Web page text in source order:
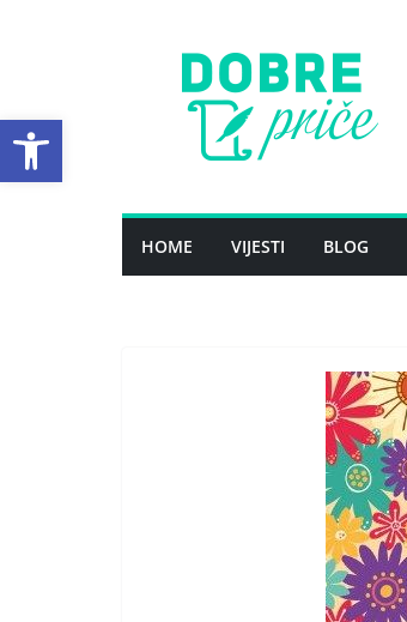
Open toolbar
HOME VIJESTI BLOG